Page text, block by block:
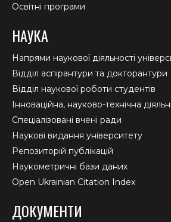
Освітні програми
НАУКА
Напрями наукової діяльності
Відділ аспірантури та докторантури
Відділ наукової роботи студентів
Інноваційна, науково-технічна
Спеціалізовані вчені ради
Наукові видання університету
Репозиторій публікацій
Наукометричні бази даних
Open Ukrainian Citation Index
ДОКУМЕНТИ